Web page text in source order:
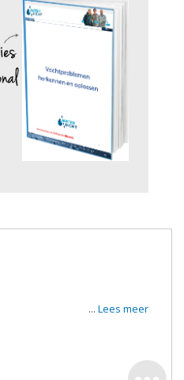
... Lees meer